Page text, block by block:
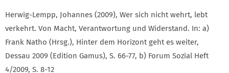
Herwig-Lempp, Johannes (2009), Wer sich nicht wehrt, lebt
verkehrt. Von Macht, Verantwortung und Widerstand. In: a)
Frank Natho (Hrsg.), Hinter dem Horizont geht es weiter,
Dessau 2009 (Edition Gamus), S. 66-77, b) Forum Sozial Heft
4/2009, S. 8-12